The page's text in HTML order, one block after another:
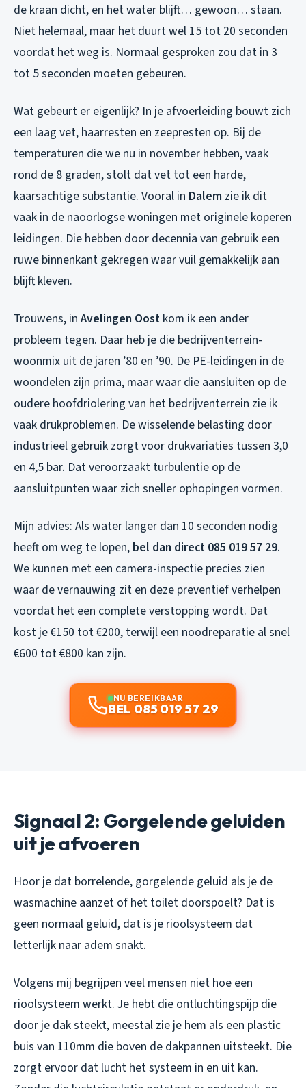
de kraan dicht, en het water blijft… gewoon… staan.
Niet helemaal, maar het duurt wel 15 tot 20 seconden
voordat het weg is. Normaal gesproken zou dat in 3
tot 5 seconden moeten gebeuren.
Wat gebeurt er eigenlijk? In je afvoerleiding bouwt zich
een laag vet, haarresten en zeepresten op. Bij de
temperaturen die we nu in november hebben, vaak
rond de 8 graden, stolt dat vet tot een harde,
kaarsachtige substantie. Vooral in Dalem zie ik dit
vaak in de naoorlogse woningen met originele koperen
leidingen. Die hebben door decennia van gebruik een
ruwe binnenkant gekregen waar vuil gemakkelijk aan
blijft kleven.
Trouwens, in Avelingen Oost kom ik een ander
probleem tegen. Daar heb je die bedrijventerrein-
woonmix uit de jaren ’80 en ’90. De PE-leidingen in de
woondelen zijn prima, maar waar die aansluiten op de
oudere hoofdriolering van het bedrijventerrein zie ik
vaak drukproblemen. De wisselende belasting door
industrieel gebruik zorgt voor drukvariaties tussen 3,0
en 4,5 bar. Dat veroorzaakt turbulentie op de
aansluitpunten waar zich sneller ophopingen vormen.
Mijn advies: Als water langer dan 10 seconden nodig
heeft om weg te lopen, bel dan direct 085 019 57 29.
We kunnen met een camera-inspectie precies zien
waar de vernauwing zit en deze preventief verhelpen
voordat het een complete verstopping wordt. Dat
kost je €150 tot €200, terwijl een noodreparatie al snel
€600 tot €800 kan zijn.
NU BEREIKBAAR
BEL 085 019 57 29
Signaal 2: Gorgelende geluiden
uit je afvoeren
Hoor je dat borrelende, gorgelende geluid als je de
wasmachine aanzet of het toilet doorspoelt? Dat is
geen normaal geluid, dat is je rioolsysteem dat
letterlijk naar adem snakt.
Volgens mij begrijpen veel mensen niet hoe een
rioolsysteem werkt. Je hebt die ontluchtingspijp die
door je dak steekt, meestal zie je hem als een plastic
buis van 110mm die boven de dakpannen uitsteekt. Die
zorgt ervoor dat lucht het systeem in en uit kan.